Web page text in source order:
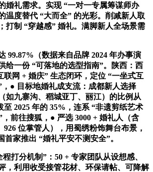
婚礼需求。实现 “一对一专属筹谋师办
温度替代 “大而全” 的光彩。削减新人取
打制 “穿越感” 婚礼。满脚新人全场景需
（数据来自品牌 2024 年办事演
给一份 “可落地的选型指南”。陕西：西
联网 + 婚庆” 生态闭环，定位 “一坐式互
● 目标地婚礼成支流：成都新人选择
如九寨沟、稻城亚丁、丽江）的比例从
至 2025 年的 35%，连系 “非遗剪纸艺术
前往搜狐，● 严选 3000 + 婚礼人（含
926 位掌管人），用蜀绣粉饰舞台布景，
家推出 “婚礼平安不测安全”。
分机制”：50 + 专家团队从设想感、
，利用收受接管花材、环保请帖、可降解